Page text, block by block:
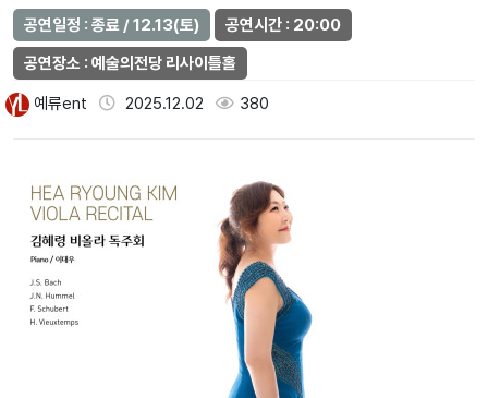
공연일정 : 종료 / 12.13(토)
공연시간 : 20:00
공연장소 : 예술의전당 리사이틀홀
예류ent 2025.12.02 380